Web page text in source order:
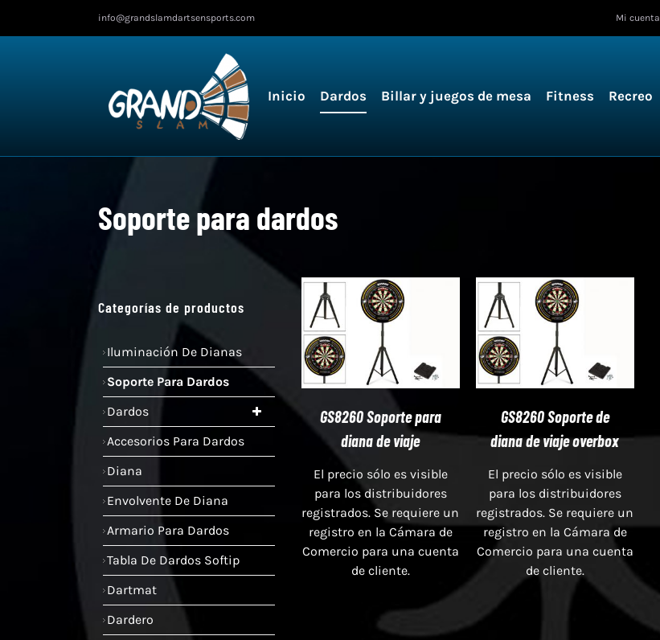
info@grandslamdartsensports.com Mi cuenta
Inicio Dardos Billar y juegos de mesa Fitness Recreo
Soporte para dardos
GS8260 Soporte para
diana de viaje
El precio sólo es visible
para los distribuidores
registrados. Se requiere un
registro en la Cámara de
Comercio para una cuenta
de cliente.
GS8260 Soporte de
diana de viaje overbox
El precio sólo es visible
para los distribuidores
registrados. Se requiere un
registro en la Cámara de
Comercio para una cuenta
de cliente.
Categorías de productos
Iluminación De Dianas
Soporte Para Dardos
Dardos
Accesorios Para Dardos
Diana
Envolvente De Diana
Armario Para Dardos
Tabla De Dardos Softip
Dartmat
Dardero